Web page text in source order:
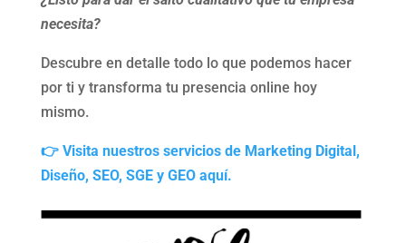
necesita?
Descubre en detalle todo lo que podemos hacer
por ti y transforma tu presencia online hoy
mismo.
👉 Visita nuestros servicios de Marketing Digital,
Diseño, SEO, SGE y GEO aquí.